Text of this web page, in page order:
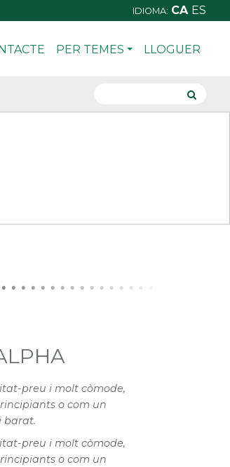
IDIOMA: CA ES
PER TEMES LLOGUER
preu i molt còmode,
o com un
barat.
preu i molt còmode,
o com un